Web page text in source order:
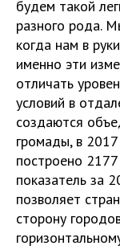
будем такой
разного рода.
когда нам в
именно эти
отличать
условий в
создаются
громады, в
построено
показатель за
позволяет
сторону